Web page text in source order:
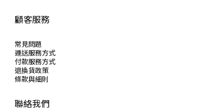
顧客服務
常見問題
運送服務方式
付款服務方式
退換貨政策
條款與細則
聯絡我們